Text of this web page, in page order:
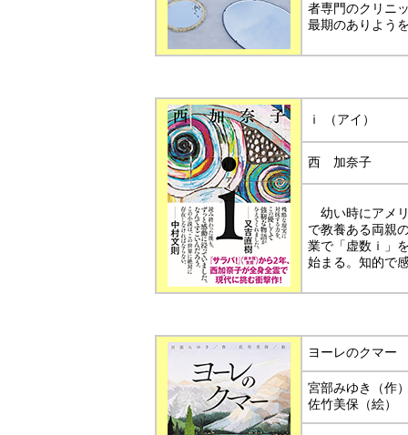
者専門のクリニ
最期のありよう
ｉ （アイ）
西 加奈子
幼い時にアメ
で教養ある両親
業で「虚数ｉ」
始まる。知的で
ヨーレのクマー
宮部みゆき（
佐竹美保（絵）